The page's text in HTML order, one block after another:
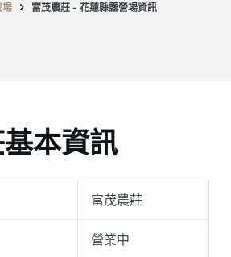
場 富茂農莊 - 花蓮縣露營場資訊
本資訊
富茂農莊
營業中